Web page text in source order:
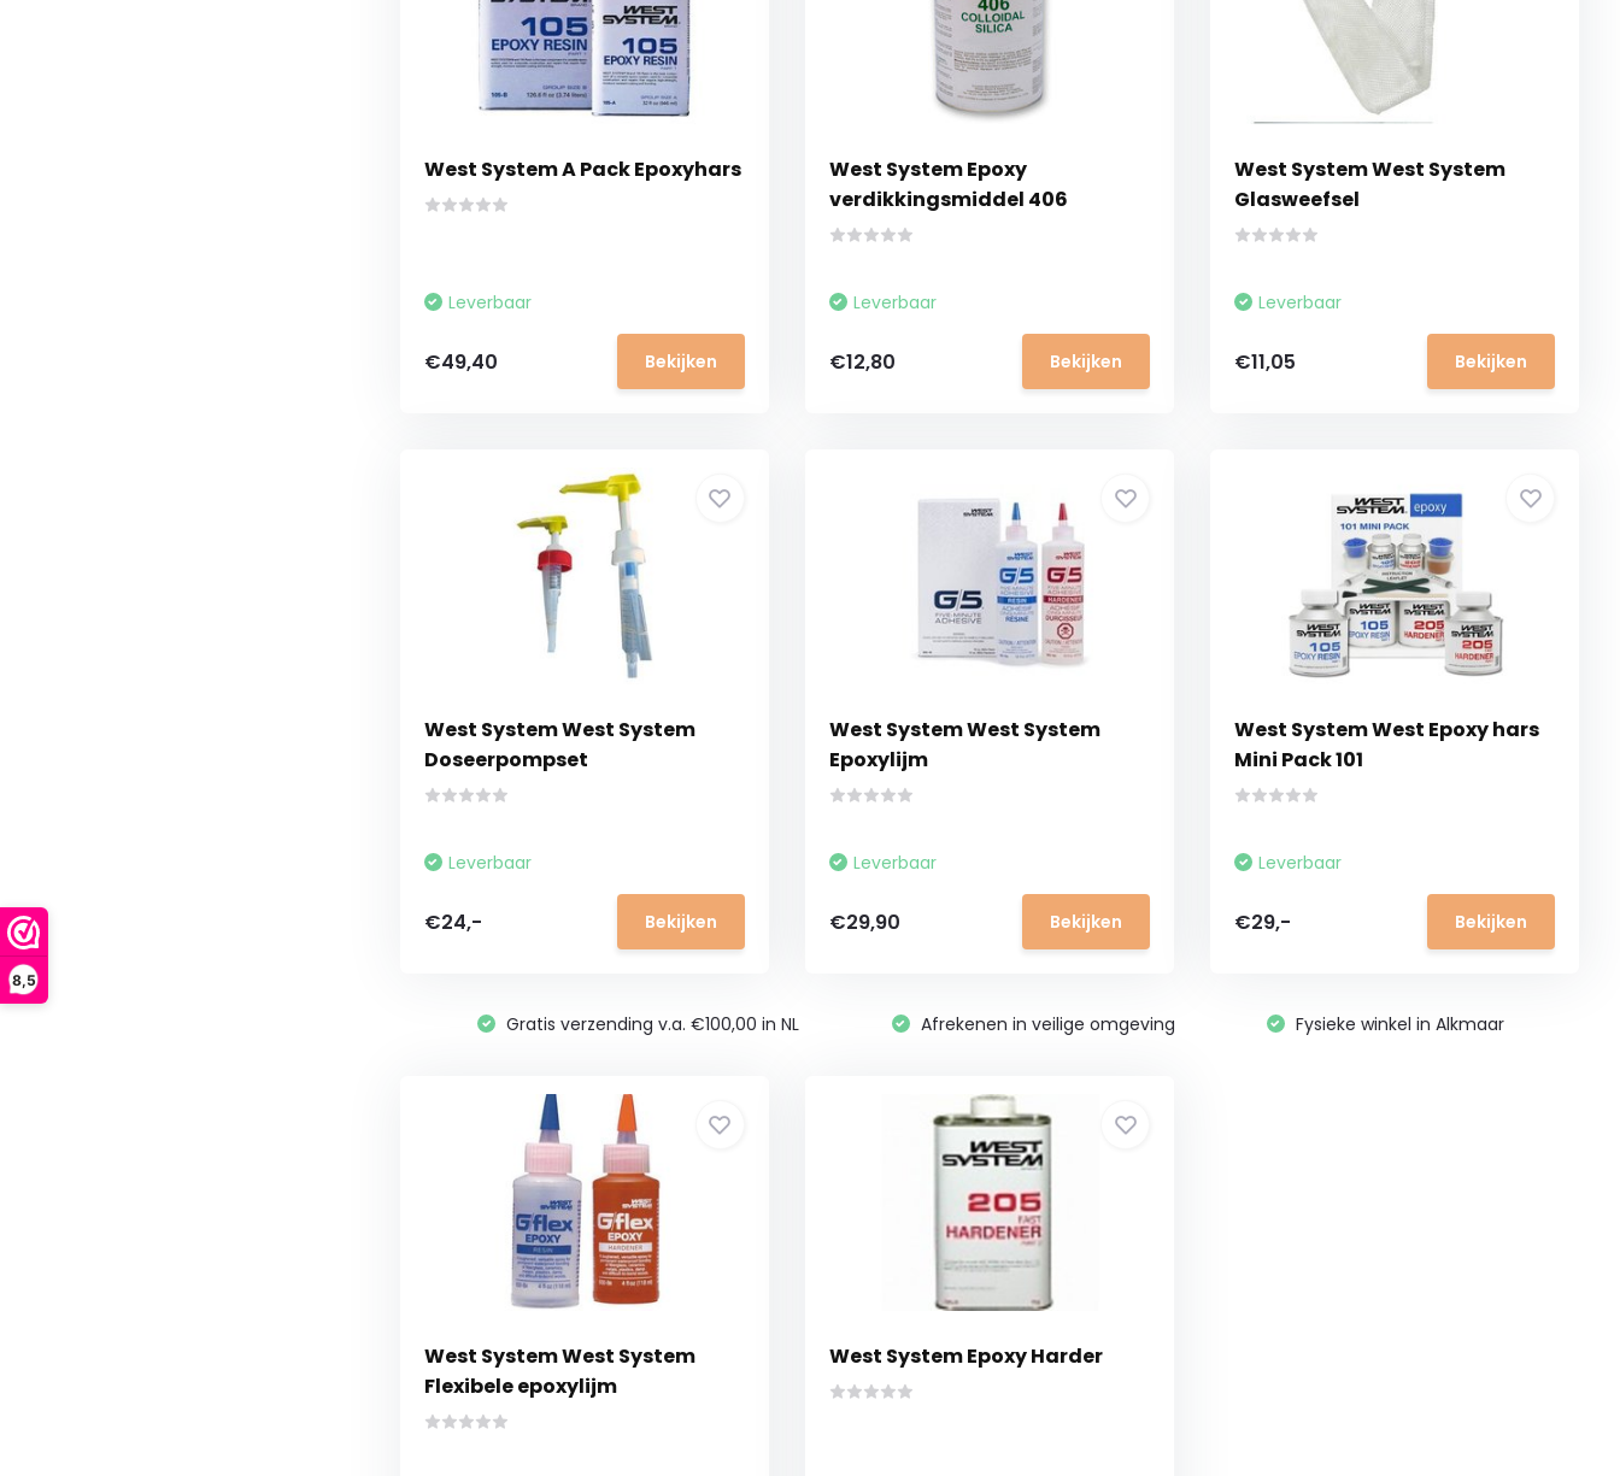
8,5
West System A Pack Epoxyhars
Leverbaar
€49,40 Bekijken
West System Epoxy
verdikkingsmiddel 406
Leverbaar
€12,80 Bekijken
West System West System
Glasweefsel
Leverbaar
€11,05 Bekijken
West System West System
Doseerpompset
Leverbaar
€24,- Bekijken
West System West System
Epoxylijm
Leverbaar
€29,90 Bekijken
West System West Epoxy hars
Mini Pack 101
Leverbaar
€29,- Bekijken
Gratis verzending v.a. €100,00 in NL Afrekenen in veilige omgeving Fysieke winkel in Alkmaar
West System West System
Flexibele epoxylijm
West System Epoxy Harder